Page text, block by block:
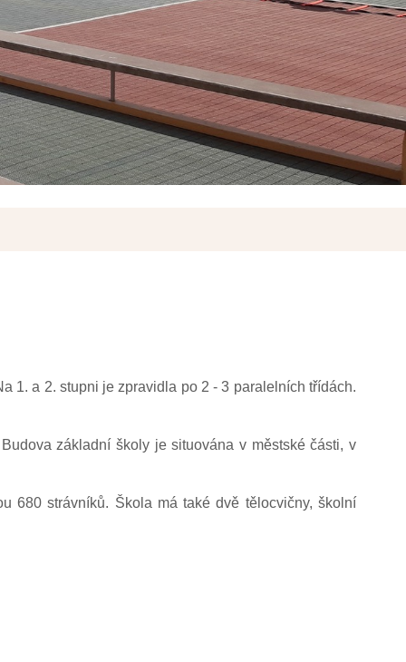
1. a 2. stupni je zpravidla po 2 - 3 paralelních třídách.
základní školy je situována v městské části, v
680 strávníků. Škola má také dvě tělocvičny, školní